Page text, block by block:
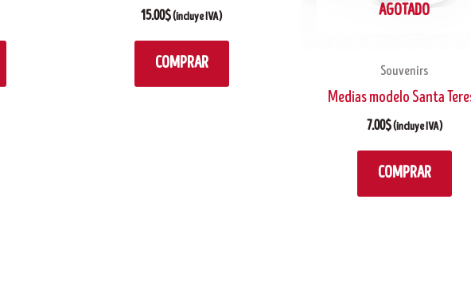
15.00$(incluye IVA)
COMPRAR
AGOTADO
Souvenirs
Medias modelo Santa
7.00$(incluye IVA)
COMPRAR